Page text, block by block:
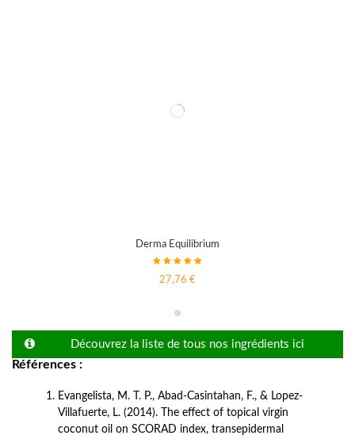
Derma Equilibrium
27,76 €
Découvrez la liste de tous nos ingrédients ici
Références :
Evangelista, M. T. P., Abad-Casintahan, F., & Lopez-
Villafuerte, L. (2014). The effect of topical virgin
coconut oil on SCORAD index, transepidermal